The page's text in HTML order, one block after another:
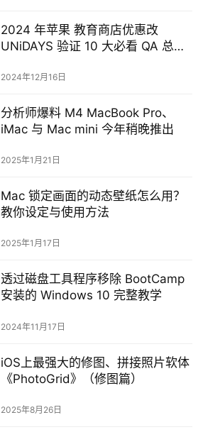
2024 年苹果 教育商店优惠改
UNiDAYS 验证 10 大必看 QA 总整
2024年12月16日
分析师爆料 M4 MacBook Pro、
iMac 与 Mac mini 今年稍晚推出
2025年1月21日
Mac 锁定画面的动态壁纸怎么用？
教你设定与使用方法
2025年1月17日
透过磁盘工具程序移除 BootCamp
安装的 Windows 10 完整教学
2024年11月17日
iOS上最强大的修图、拼接照片软体
《PhotoGrid》（修图篇）
2025年8月26日